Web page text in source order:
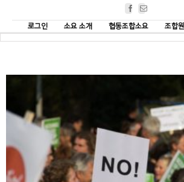
Facebook
로그인
소요 소개 협동조합소요 조합